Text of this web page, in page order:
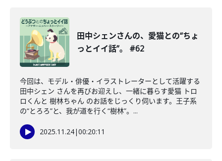
田中シェンさんの、愛猫との“ちょ
っとイイ話”。 #62
今回は、モデル・俳優・イラストレーターとして活躍する
田中シェン さんを再びお迎えし、一緒に暮らす愛猫 トロ
ロくんと 樹林ちゃん のお話をじっくり伺います。王子系
の“とろろ”と、我が道を行く“樹林”。...
2025.11.24|00:20:11